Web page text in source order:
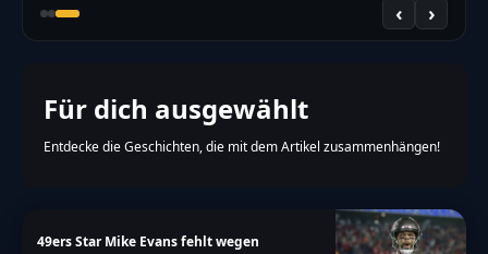
‹ ›
Für dich ausgewählt
Entdecke die Geschichten, die mit dem Artikel zusammenhängen!
49ers Star Mike Evans fehlt wegen